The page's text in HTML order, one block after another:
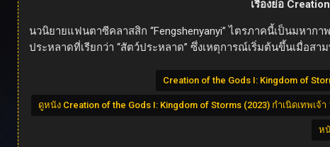
เรื่องย่อ
นวนิยายแฟนตาซีคลาสสิก “Fengshenyanyi” ไตรภาคนี้เป็นมหาก
ประหลาดที่เรียกว่า “สัตว์ประหลาด” ซึ่งเหตุการณ์เริ่มต้นขึ้นเมื่อสา
Creation of the Gods I: Kingdom of
ดูหนัง Creation of the Gods I: Kingdom of Storms (2023) กำเนิดเทพเจ้
ห